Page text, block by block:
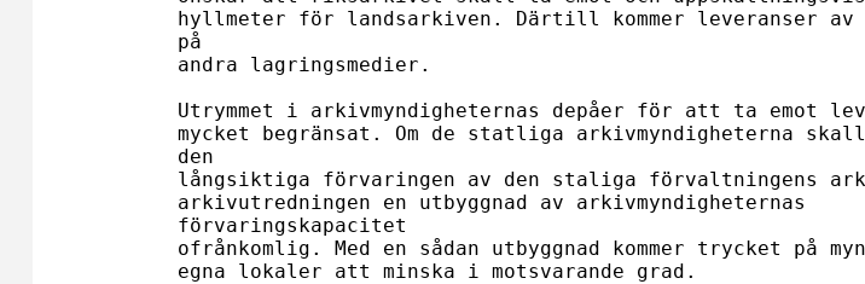
hyllmeter för landsarkiven. Därtill kommer leveranser av
på
andra lagringsmedier.
Utrymmet i arkivmyndigheternas depåer för att ta emot
mycket begränsat. Om de statliga arkivmyndigheterna
den
långsiktiga förvaringen av den staliga förvaltningens
arkivutredningen en utbyggnad av arkivmyndigheternas
förvaringskapacitet
ofrånkomlig. Med en sådan utbyggnad kommer trycket på
egna lokaler att minska i motsvarande grad.